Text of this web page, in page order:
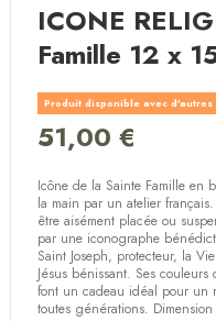
ICONE
Famille 12 x
Produit disponible avec d'autres
51,00 €
Icône de la Sainte Famille en
la main par un atelier
être aisément placée ou
par une iconographe
Saint Joseph, protecteur, la
Jésus bénissant. Ses
font un cadeau idéal pour un
toutes générations.